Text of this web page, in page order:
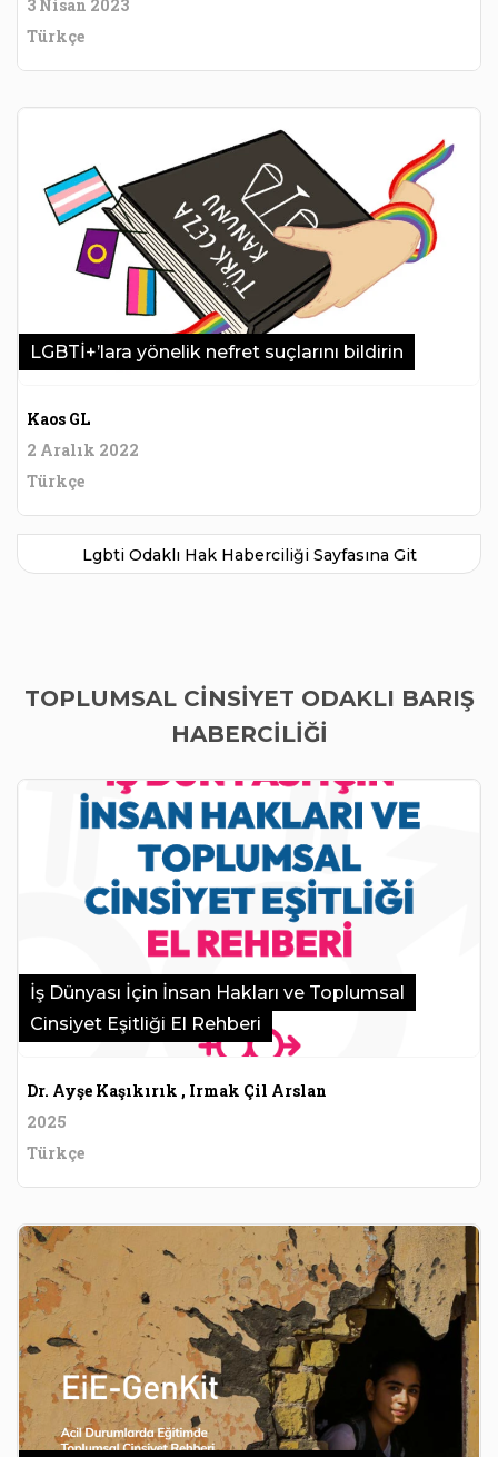
3 Nisan 2023
Türkçe
LGBTİ+’lara yönelik nefret suçlarını bildirin
Kaos GL
2 Aralık 2022
Türkçe
Lgbti Odaklı Hak Haberciliği Sayfasına Git
TOPLUMSAL CINSIYET ODAKLI BARIŞ
HABERCILIĞI
İş Dünyası İçin İnsan Hakları ve Toplumsal
Cinsiyet Eşitliği El Rehberi
Dr. Ayşe Kaşıkırık , Irmak Çil Arslan
2025
Türkçe